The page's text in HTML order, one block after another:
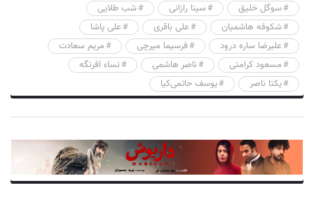
سوگل خلیق
سینا رازانی
شب طلایی
شکوفه هاشمیان
علی باقری
علی پاشا
علیرضا ساره درود
فرسیما میرچی
مریم سعادت
مسعود کرامتی
ناصر هاشمی
نساء افرنگه
یکتا ناصر
یوسف حاتمی‌کیا